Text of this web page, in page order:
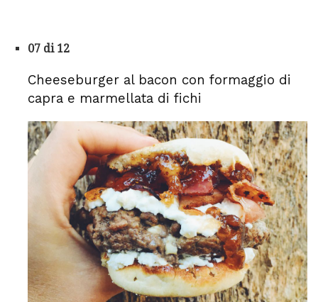
07 di 12
Cheeseburger al bacon con formaggio di
capra e marmellata di fichi